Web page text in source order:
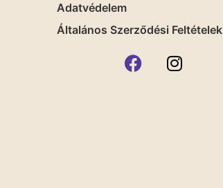
Adatvédelem
Általános Szerződési Feltételek